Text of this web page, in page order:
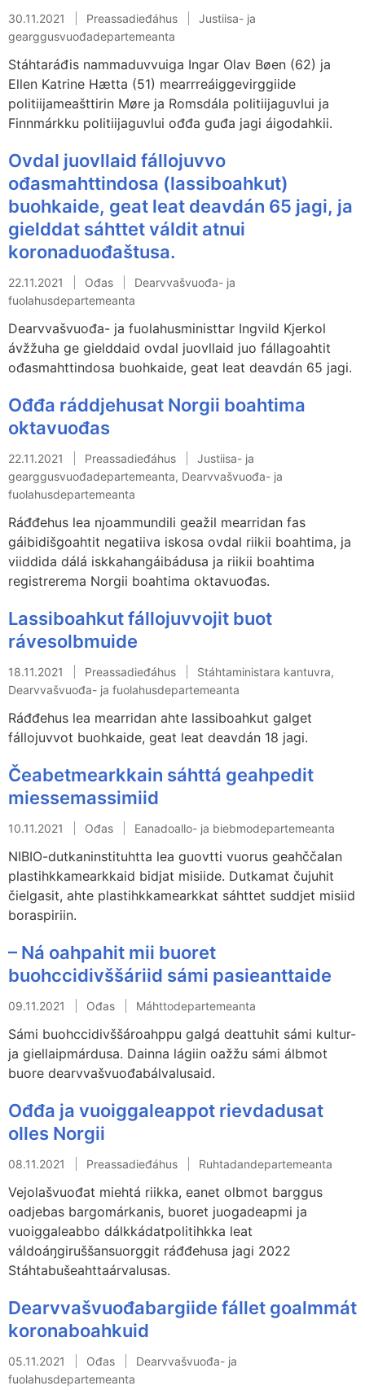
30.11.2021 Preassadieđáhus
Justiisa- ja
gearggusvuođadepartemeanta
Stáhtaráđis nammaduvvuiga Ingar Olav Bøen (62) ja
Ellen Katrine Hætta (51) mearrreáiggevirggiide
politiijameašttirin Møre ja Romsdála politiijaguvlui ja
Finnmárkku politiijaguvlui ođđa guđa jagi áigodahkii.
Ovdal juovllaid fállojuvvo
ođasmahttindosa (lassiboahkut)
buohkaide, geat leat deavdán 65 jagi, ja
gielddat sáhttet váldit atnui
koronaduođaštusa.
22.11.2021 Ođas
Dearvvašvuođa- ja
fuolahusdepartemeanta
Dearvvašvuođa- ja fuolahusministtar Ingvild Kjerkol
ávžžuha ge gielddaid ovdal juovllaid juo fállagoahtit
ođasmahttindosa buohkaide, geat leat deavdán 65 jagi.
Ođđa ráddjehusat Norgii boahtima
oktavuođas
22.11.2021 Preassadieđáhus
Justiisa- ja
gearggusvuođadepartemeanta, Dearvvašvuođa- ja
fuolahusdepartemeanta
Ráđđehus lea njoammundili geažil mearridan fas
gáibidišgoahtit negatiiva iskosa ovdal riikii boahtima, ja
viiddida dálá iskkahangáibádusa ja riikii boahtima
registrerema Norgii boahtima oktavuođas.
Lassiboahkut fállojuvvojit buot
rávesolbmuide
18.11.2021 Preassadieđáhus
Stáhtaministara kantuvra,
Dearvvašvuođa- ja fuolahusdepartemeanta
Ráđđehus lea mearridan ahte lassiboahkut galget
fállojuvvot buohkaide, geat leat deavdán 18 jagi.
Čeabetmearkkain sáhttá geahpedit
miessemassimiid
10.11.2021 Ođas Eanadoallo- ja biebmodepartemeanta
NIBIO-dutkaninstituhtta lea guovtti vuorus geahččalan
plastihkkamearkkaid bidjat misiide. Dutkamat čujuhit
čielgasit, ahte plastihkkamearkkat sáhttet suddjet misiid
boraspiriin.
– Ná oahpahit mii buoret
buohccidivššáriid sámi pasieanttaide
09.11.2021 Ođas Máhttodepartemeanta
Sámi buohccidivššároahppu galgá deattuhit sámi kultur-
ja giellaipmárdusa. Dainna lágiin oažžu sámi álbmot
buore dearvvašvuođabálvalusaid.
Ođđa ja vuoiggaleappot rievdadusat
olles Norgii
08.11.2021 Preassadieđáhus Ruhtadandepartemeanta
Vejolašvuođat miehtá riikka, eanet olbmot barggus
oadjebas bargomárkanis, buoret juogadeapmi ja
vuoiggaleabbo dálkkádatpolitihkka leat
váldoáŋgiruššansuorggit ráđđehusa jagi 2022
Stáhtabušeahttaárvalusas.
Dearvvašvuođabargiide fállet goalmmát
koronaboahkuid
05.11.2021 Ođas
Dearvvašvuođa- ja
fuolahusdepartemeanta